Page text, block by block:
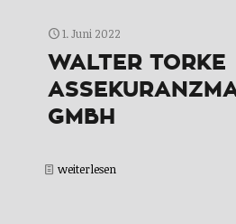
1. Juni 2022
WALTER TORKE
GMBH
weiterlesen